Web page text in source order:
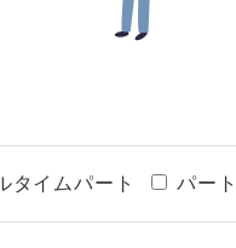
タイムパート パー